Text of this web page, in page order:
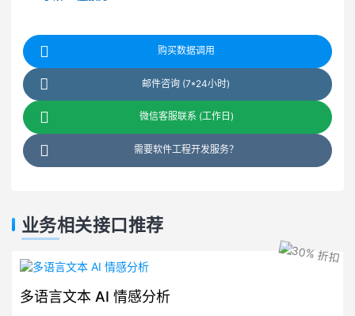
购买数据调用
邮件咨询 (7*24小时)
微信客服联系 (工作日)
需要软件工程开发服务？
业务相关接口推荐
多语言文本 AI 情感分析